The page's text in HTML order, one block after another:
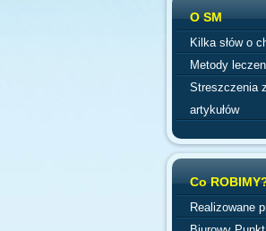
O SM
Kilka słów o
Metody
Streszczenia
artykułów
Co
Realizowane